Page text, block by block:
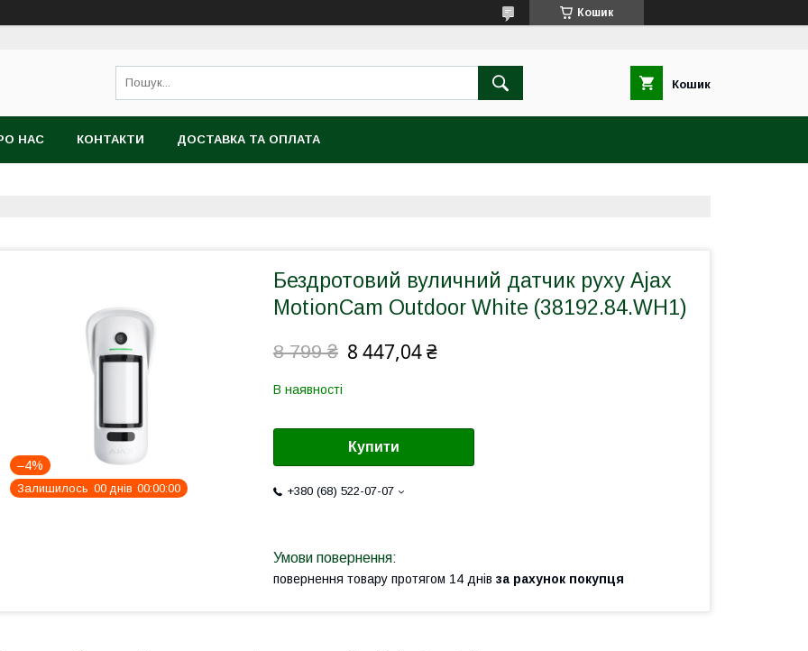
Кошик
Кошик
НАС КОНТАКТИ ДОСТАВКА ТА ОПЛАТА
–4%
Залишилось 00 днів 00 00 00
Бездротовий вуличний датчик руху Ajax
MotionCam Outdoor White (38192.84.WH1)
8 799 ₴ 8 447,04 ₴
В наявності
Купити
+380 (68) 522-07-07
повернення товару протягом 14 днів за рахунок покупця